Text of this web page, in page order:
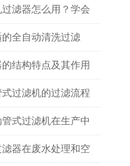
滤器怎么用？学会
轻松上手！
全自动清洗过滤
章可以帮到你
结构特点及其作用
过滤机的过滤流程
式过滤机在生产中
吗
器在废水处理和空